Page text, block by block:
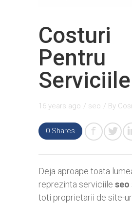
Costuri
Pentru
Serviciile
16 years ago / seo / By
0 Shares
Deja aproape toata
reprezinta serviciile seo
toti proprietarii de site-